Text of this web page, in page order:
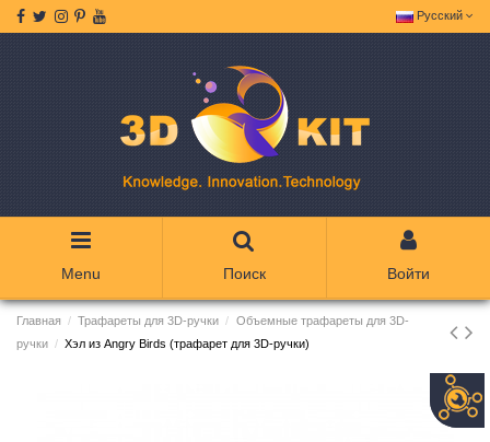
Русский
Menu Поиск Войти
Главная Трафареты для 3D-ручки
Объемные трафареты для 3D-
ручки
Хэл из Angry Birds (трафарет для 3D-ручки)